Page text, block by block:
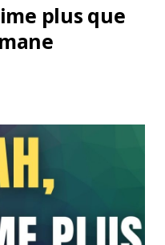
plus que